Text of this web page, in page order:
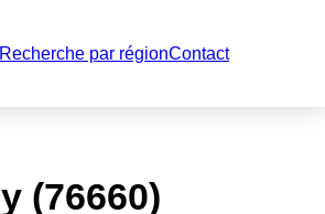
Recherche par régionContact
(76660)